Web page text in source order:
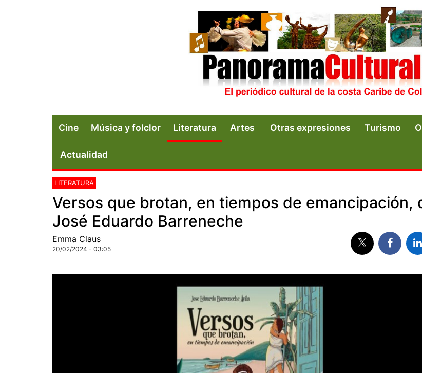
Cine Música y folclor Literatura Artes Otras expresiones Turismo
Actualidad
LITERATURA
Versos que brotan, en tiempos de emancipación,
José Eduardo Barreneche
Emma Claus
20/02/2024 - 03:05